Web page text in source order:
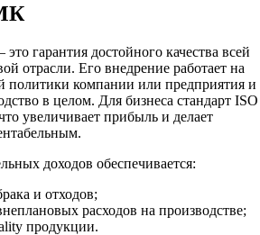
гарантия достойного качества всей
отрасли. Его внедрение работает на
политики компании или предприятия и
в целом. Для бизнеса стандарт ISO
увеличивает прибыль и делает
доходов обеспечивается:
и отходов;
расходов на производстве;
продукции.